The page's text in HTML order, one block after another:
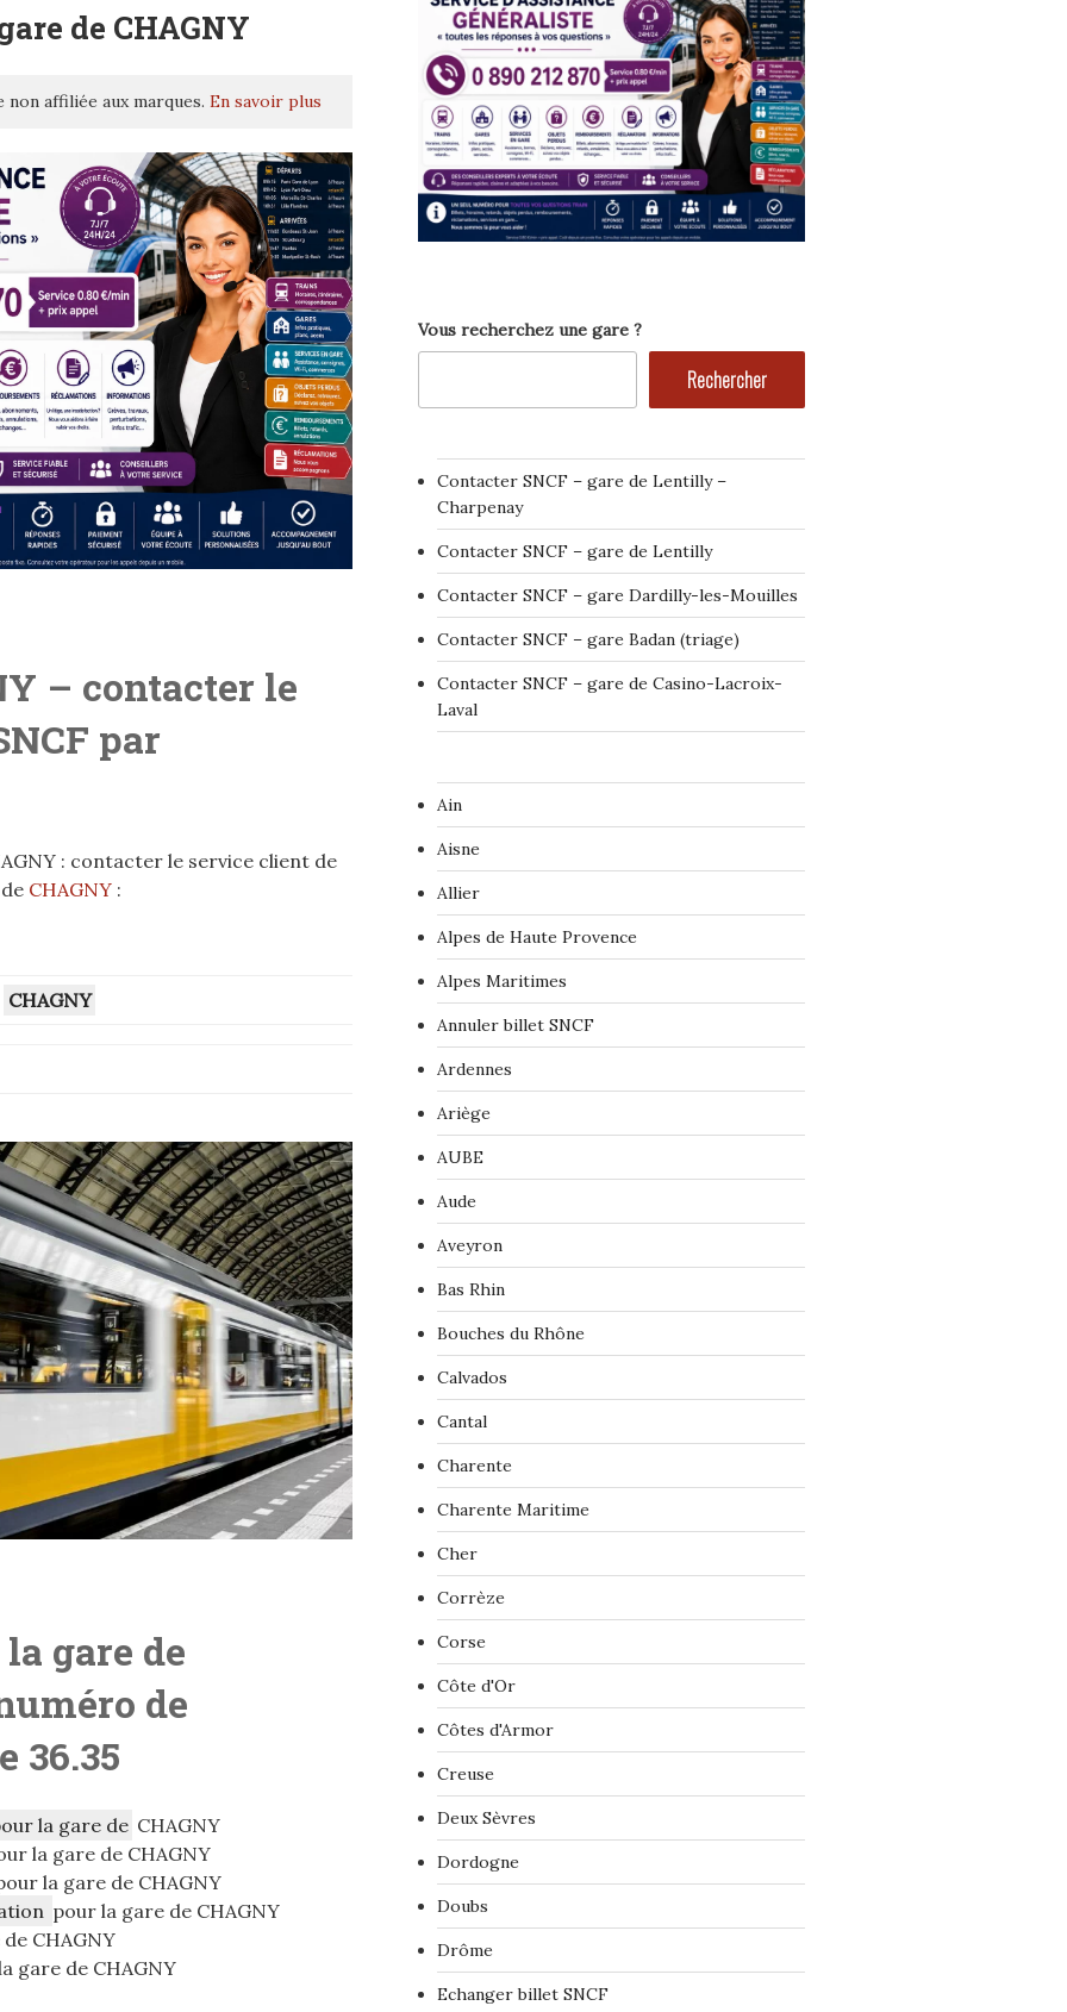
de CHAGNY
non affiliée aux marques. En savoir plus
– contacter le
par
: contacter le service client de
CHAGNY :
CHAGNY
gare de
de
36.35
la gare de CHAGNY
la gare de CHAGNY
la gare de CHAGNY
pour la gare de CHAGNY
CHAGNY
gare de CHAGNY
Vous recherchez une gare ?
Rechercher
Contacter SNCF – gare de Lentilly –
Charpenay
Contacter SNCF – gare de Lentilly
Contacter SNCF – gare Dardilly-les-Mouilles
Contacter SNCF – gare Badan (triage)
Contacter SNCF – gare de Casino-Lacroix-
Laval
Ain
Aisne
Allier
Alpes de Haute Provence
Alpes Maritimes
Annuler billet SNCF
Ardennes
Ariège
AUBE
Aude
Aveyron
Bas Rhin
Bouches du Rhône
Calvados
Cantal
Charente
Charente Maritime
Cher
Corrèze
Corse
Côte d'Or
Côtes d'Armor
Creuse
Deux Sèvres
Dordogne
Doubs
Drôme
Echanger billet SNCF